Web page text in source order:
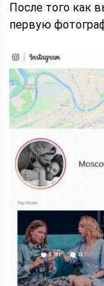
После того как
первую